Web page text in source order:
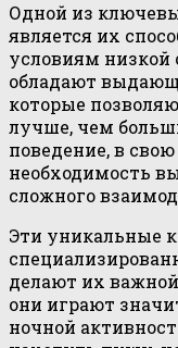
Одной из
является их
условиям низкой
обладают
которые
лучше, чем
поведение, в
необходимость
сложного
Эти уникальные
делают их
они играют
ночной